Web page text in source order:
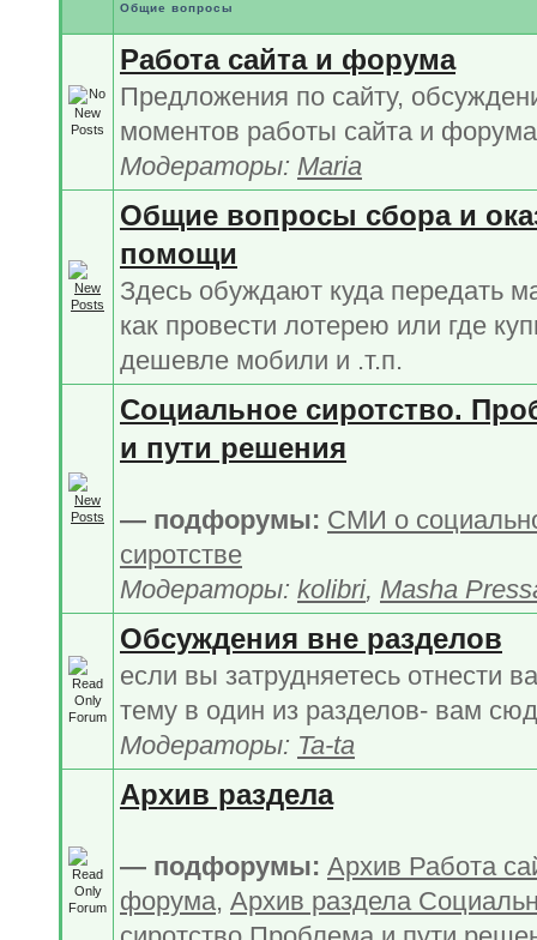
Общие вопросы
Работа сайта и форума
Предложения по сайту,
моментов работы сайта и
Модераторы: Maria
Общие вопросы сбора и
помощи
Здесь обуждают куда передать
как провести лотерею или где
дешевле мобили и .т.п.
Социальное сиротство.
и пути решения
— подфорумы: СМИ о
сиротстве
Модераторы: kolibri, Masha
Обсуждения вне разделов
если вы затрудняетесь отнести
тему в один из разделов- вам
Модераторы: Ta-ta
Архив раздела
— подфорумы: Архив Работа
форума, Архив раздела